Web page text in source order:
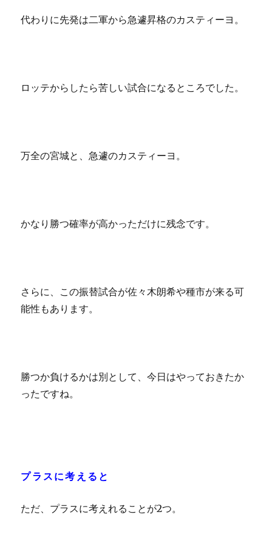
代わりに先発は二軍から急遽昇格のカスティーヨ。
ロッテからしたら苦しい試合になるところでした。
万全の宮城と、急遽のカスティーヨ。
かなり勝つ確率が高かっただけに残念です。
さらに、この振替試合が佐々木朗希や種市が来る可
能性もあります。
勝つか負けるかは別として、今日はやっておきたか
ったですね。
プラスに考えると
ただ、プラスに考えれることが2つ。